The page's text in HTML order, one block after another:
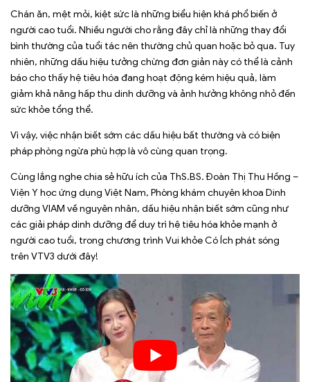
Chán ăn, mệt mỏi, kiệt sức là những biểu hiện khá phổ biến ở
người cao tuổi. Nhiều người cho rằng đây chỉ là những thay đổi
bình thường của tuổi tác nên thường chủ quan hoặc bỏ qua. Tuy
nhiên, những dấu hiệu tưởng chừng đơn giản này có thể là cảnh
báo cho thấy hệ tiêu hóa đang hoạt động kém hiệu quả, làm
giảm khả năng hấp thu dinh dưỡng và ảnh hưởng không nhỏ đến
sức khỏe tổng thể.
Vì vậy, việc nhận biết sớm các dấu hiệu bất thường và có biện
pháp phòng ngừa phù hợp là vô cùng quan trọng.
Cùng lắng nghe chia sẻ hữu ích của ThS.BS. Đoàn Thị Thu Hồng –
Viện Y học ứng dụng Việt Nam, Phòng khám chuyên khoa Dinh
dưỡng VIAM về nguyên nhân, dấu hiệu nhận biết sớm cũng như
các giải pháp dinh dưỡng để duy trì hệ tiêu hóa khỏe mạnh ở
người cao tuổi, trong chương trình Vui khỏe Có Ích phát sóng
trên VTV3 dưới đây!